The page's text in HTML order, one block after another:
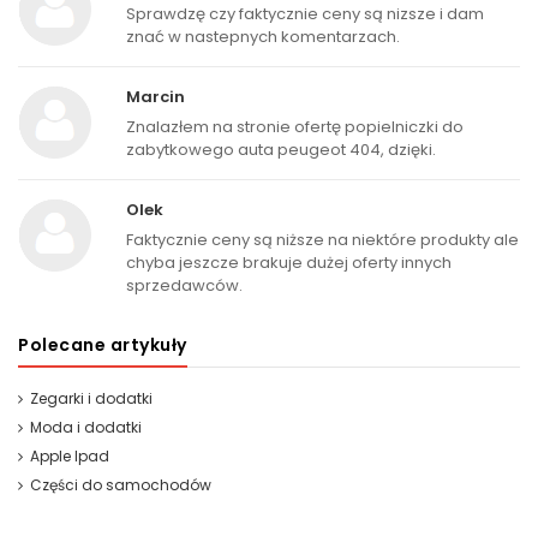
Sprawdzę czy faktycznie ceny są nizsze i dam
znać w nastepnych komentarzach.
Marcin
Znalazłem na stronie ofertę popielniczki do
zabytkowego auta peugeot 404, dzięki.
Olek
Faktycznie ceny są niższe na niektóre produkty ale
chyba jeszcze brakuje dużej oferty innych
sprzedawców.
Polecane artykuły
Zegarki i dodatki
Moda i dodatki
Apple Ipad
Części do samochodów